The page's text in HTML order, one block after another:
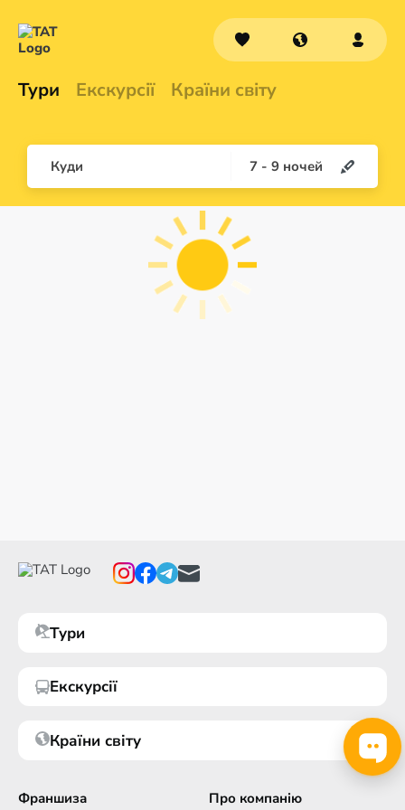
Тури Екскурсії Країни світу
Куди 7 - 9 ночей
Тури
Екскурсії
Країни світу
Франшиза
Про компанію